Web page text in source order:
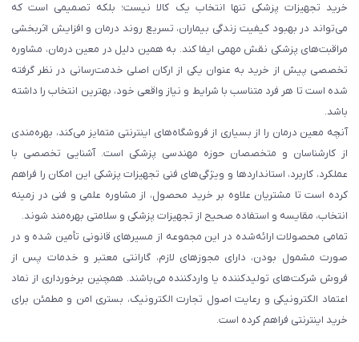
خرید تجهیزات پزشکی تنها انتخاب یک کالا نیست؛ بلکه تصمیمی است که
می‌تواند در بهبود کیفیت زندگی بیماران، تسریع روند درمان و افزایش اثربخشی
مراقبت‌های پزشکی نقش مهمی ایفا کند. به همین دلیل در معین درمان، مشاوره
تخصصی پیش از خرید به عنوان یکی از ارکان اصلی خدمت‌رسانی در نظر گرفته
شده است تا هر فرد متناسب با شرایط و نیاز واقعی خود، بهترین انتخاب را داشته
باشد.
آنچه معین درمان را از بسیاری از فروشگاه‌های اینترنتی متمایز می‌کند، بهره‌مندی
از کارشناسان و متخصصان حوزه مهندسی پزشکی است. آشنایی تخصصی با
عملکرد، کاربرد، استانداردها و ویژگی‌های فنی تجهیزات پزشکی این امکان را فراهم
کرده است تا مشتریان علاوه بر خرید محصول، از مشاوره علمی و فنی در زمینه
انتخاب، مقایسه و استفاده صحیح از تجهیزات پزشکی و سلامتی بهره‌مند شوند.
تمامی محصولات ارائه‌شده در این مجموعه از مسیرهای قانونی تأمین شده و در
صورت مشمول بودن، دارای مجوزهای لازم، گارانتی معتبر و خدمات پس از
فروش شرکت‌های تولیدکننده یا واردکننده می‌باشند. همچنین برخورداری از نماد
اعتماد الکترونیکی و رعایت اصول تجارت الکترونیک، بستری امن و مطمئن برای
خرید اینترنتی فراهم کرده است.